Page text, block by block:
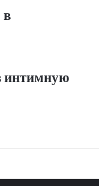
в
интимную